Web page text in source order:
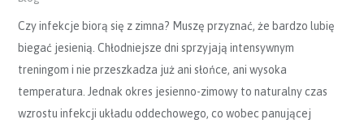
Czy infekcje biorą się z zimna? Muszę przyznać, że bardzo lubię
biegać jesienią. Chłodniejsze dni sprzyjają intensywnym
treningom i nie przeszkadza już ani słońce, ani wysoka
temperatura. Jednak okres jesienno-zimowy to naturalny czas
wzrostu infekcji układu oddechowego, co wobec panującej